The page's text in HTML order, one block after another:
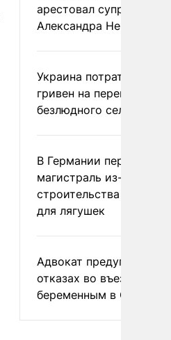
арестовал супругу
Александра Невзорова
Украина потратила 1
гривен на
безлюдного села
В Германии перекрыли
магистраль из-за
строительства
для лягушек
Адвокат предупредил
отказах во въезде
беременным в США